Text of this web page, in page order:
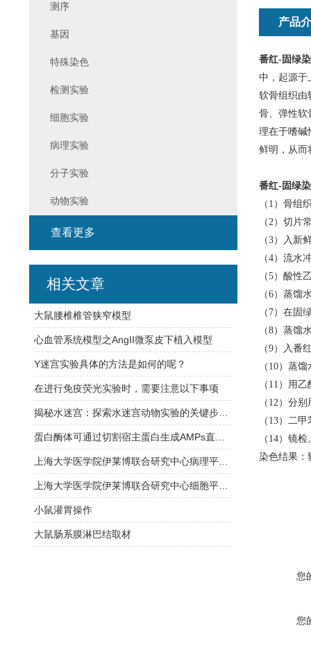
产品
番红-固绿
中，起源于
软骨组织由
骨、弹性软
理在于嗜碱
鲜明，从而
番红-固绿
（1）骨组
（2） 切片
（3）
入新
（4） 流水
（5） 酸性
（6） 蒸馏
（7） 在固
（8） 蒸馏
（9）
入番
（10） 蒸馏
（11） 用乙
（12） 分别
（13） 二甲
（14） 镜检
染色结果：
您
您
测序
基因
特殊染色
检测实验
细胞实验
病理实验
分子实验
动物实验
查看更多
相关文章
大鼠腰椎椎管狭窄模型
心血管系统模型之AngII微泵皮下植入模型
Y迷宫实验具体的方法是如何的呢？
在进行免疫荧光实验时，需要注意以下事项
小鼠灌胃操作
大鼠肠系膜淋巴结取材